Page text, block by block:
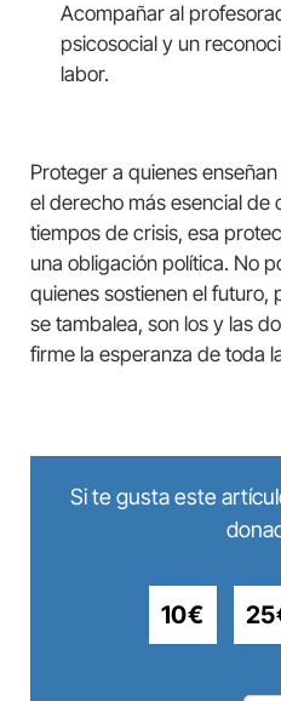
Acompañar al
psicosocial y un
labor.
Proteger a quienes
el derecho más esencial de
tiempos de crisis, esa
una obligación política. No
quienes sostienen el futuro,
se tambalea, son los y las
firme la esperanza de toda
Si te gusta este
10€